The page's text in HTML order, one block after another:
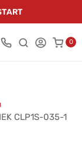
0
CLP1S-035-1